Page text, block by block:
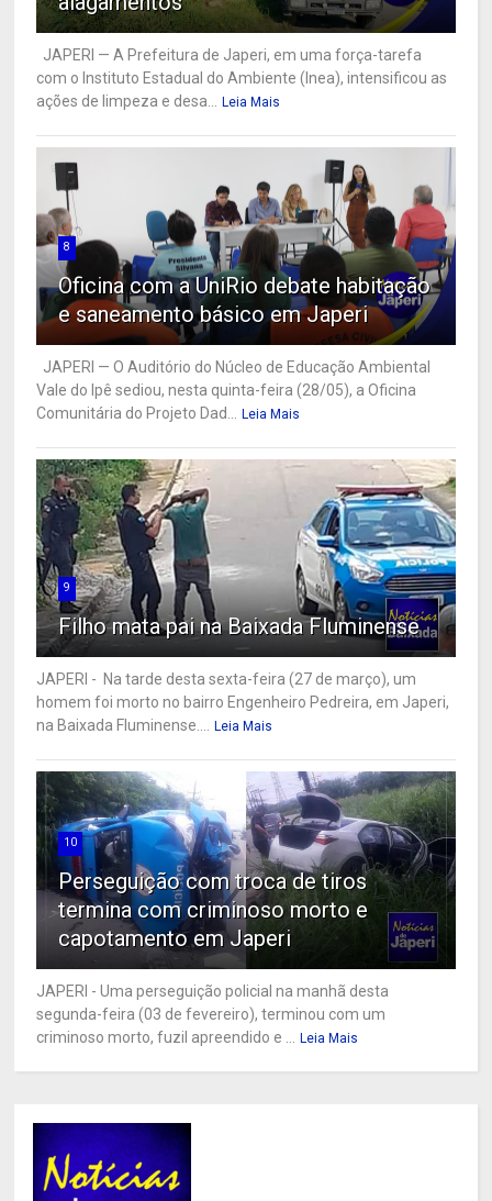
JAPERI — A Prefeitura de Japeri, em uma força-tarefa
com o Instituto Estadual do Ambiente (Inea), intensificou as
ações de limpeza e desa...
Leia Mais
8
Oficina com a UniRio debate habitação
e saneamento básico em Japeri
JAPERI — O Auditório do Núcleo de Educação Ambiental
Vale do Ipê sediou, nesta quinta-feira (28/05), a Oficina
Comunitária do Projeto Dad...
Leia Mais
9
Filho mata pai na Baixada Fluminense
JAPERI - Na tarde desta sexta-feira (27 de março), um
homem foi morto no bairro Engenheiro Pedreira, em Japeri,
na Baixada Fluminense....
Leia Mais
10
Perseguição com troca de tiros
termina com criminoso morto e
capotamento em Japeri
JAPERI - Uma perseguição policial na manhã desta
segunda-feira (03 de fevereiro), terminou com um
criminoso morto, fuzil apreendido e ...
Leia Mais